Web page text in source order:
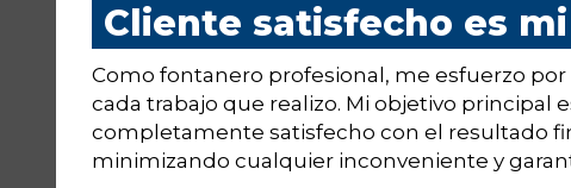
Cliente satisfecho es
Como fontanero profesional, me esfuerzo
cada trabajo que realizo. Mi objetivo principal
completamente satisfecho con el resultado
minimizando cualquier inconveniente y